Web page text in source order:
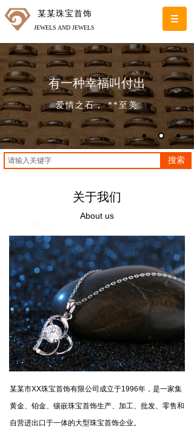
某某珠宝首饰
JEWELS AND JEWELS
有一种幸福叫付出
爱情之石， **至美
搜索
关于我们
About us
某某市XX珠宝首饰有限公司成立于1996年，是一家集
黄金、铂金、镶嵌珠宝首饰生产、加工、批发、零售和
自营进出口于一体的大型珠宝首饰企业。